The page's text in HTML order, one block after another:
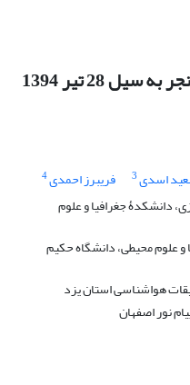
تحلیل رخداد بارشی شدید منجر به سیل 28 تیر 1394
اسدی3 فریبرز احمدی4
دانشکدۀ جغرافیا و علوم
و علوم محیطی، دانشگاه حکیم
هواشناسی استان یزد
نور اصفهان